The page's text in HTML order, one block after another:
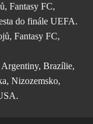
Fantasy FC,
do finále UEFA.
Fantasy FC,
Brazílie,
Nizozemsko,